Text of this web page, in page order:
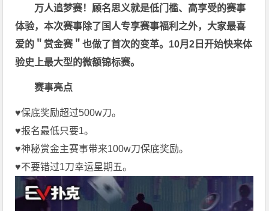
万人追梦赛！顾名思义就是低门槛、高享受的赛事
体验，本次赛事除了国人专享赛事福利之外，大家最喜
爱的＂赏金赛＂也做了首次的变革。10月2日开始快来体
验史上最大型的微额锦标赛。
赛事亮点
♥️保底奖励超过500w刀。
♥️报名最低只要1。
♥️神秘赏金主赛事带来100w刀保底奖励。
♥️不要错过1刀幸运星期五。